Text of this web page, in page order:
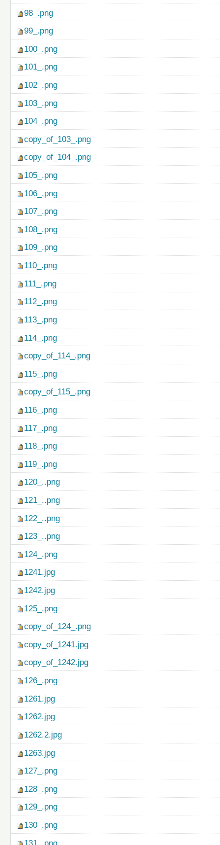
98_.png
99_.png
100_.png
101_.png
102_.png
103_.png
104_.png
copy_of_103_.png
copy_of_104_.png
105_.png
106_.png
107_.png
108_.png
109_.png
110_.png
111_.png
112_.png
113_.png
114_.png
copy_of_114_.png
115_.png
copy_of_115_.png
116_.png
117_.png
118_.png
119_.png
120_..png
121_..png
122_..png
123_..png
124_.png
1241.jpg
1242.jpg
125_.png
copy_of_124_.png
copy_of_1241.jpg
copy_of_1242.jpg
126_.png
1261.jpg
1262.jpg
1262.2.jpg
1263.jpg
127_.png
128_.png
129_.png
130_.png
131_.png